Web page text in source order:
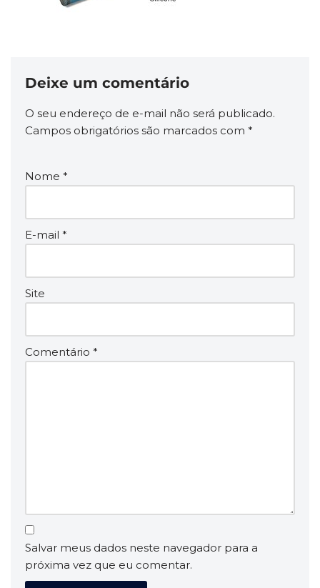
Deixe um comentário
O seu endereço de e-mail não será publicado.
Campos obrigatórios são marcados com *
Nome *
E-mail *
Site
Comentário *
Salvar meus dados neste navegador para a
próxima vez que eu comentar.